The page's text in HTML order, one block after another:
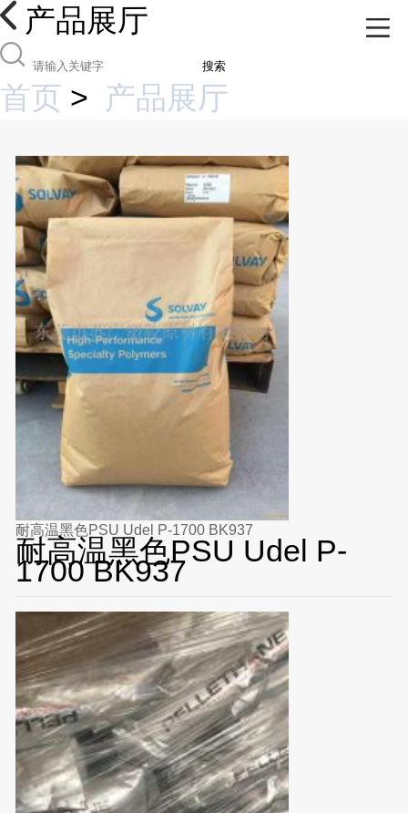
产品展厅
搜索
首页 > 产品展厅
耐高温黑色PSU Udel P-1700 BK937
耐高温黑色PSU Udel P-
1700 BK937